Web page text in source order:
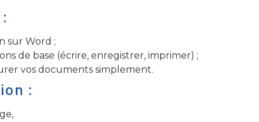
sur Word ;
de base (écrire, enregistrer, imprimer) ;
vos documents simplement.
: